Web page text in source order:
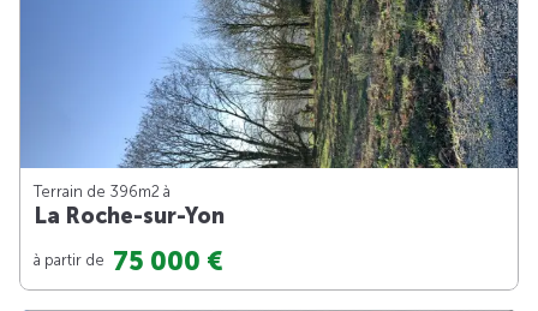
Terrain de 396m2 à
La Roche-sur-Yon
à partir de 75 000 €